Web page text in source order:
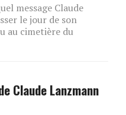
message Claude
le jour de son
au cimetière du
Claude Lanzmann